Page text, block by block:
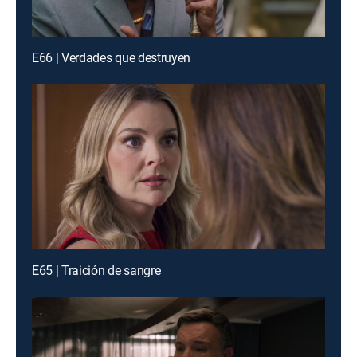
E66 | Verdades que destruyen
E65 | Traición de sangre